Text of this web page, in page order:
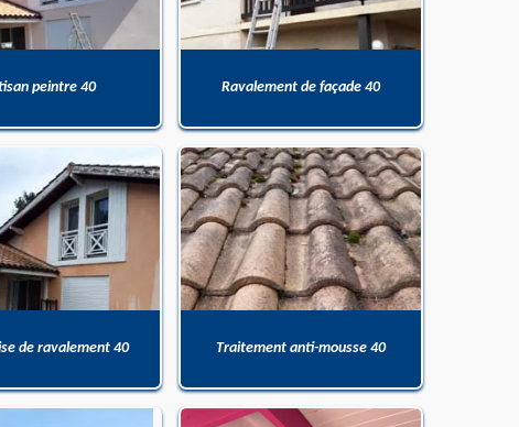
peintre 40 Ravalement de façade 40
de ravalement 40 Traitement anti-mousse 40